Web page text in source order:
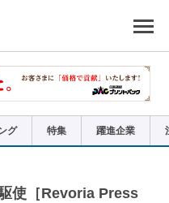
グ 特集 躍進企業
使［Revoria Press